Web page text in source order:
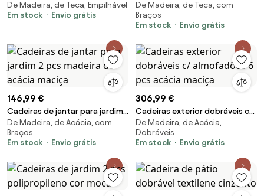
empiháveis 2 pcs madeira teca
maciça
De Madeira, de Teca, Empilhável
Em stock
Envio grátis
madeira de teca maciça
De Madeira, de Teca, com
Braços
Em stock
Envio grátis
146,99 €
Cadeiras de jantar para jardim
2 pcs madeira de acácia
maciça
De Madeira, de Acácia, com
Braços
Em stock
Envio grátis
306,99 €
Cadeiras exterior dobráveis c/
almofadões 6 pcs acácia
maciça
De Madeira, de Acácia,
Dobráveis
Em stock
Envio grátis